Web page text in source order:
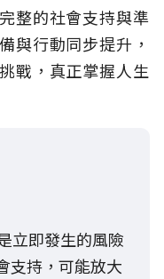
整的社會支持與準
與行動同步提升，
戰，真正掌握人生
立即發生的風險
支持，可能放大